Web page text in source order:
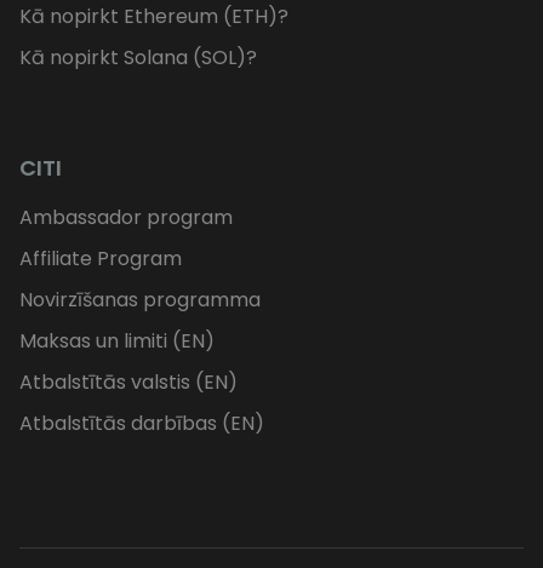
Kā nopirkt Ethereum (ETH)?
Kā nopirkt Solana (SOL)?
CITI
Ambassador program
Affiliate Program
Novirzīšanas programma
Maksas un limiti (EN)
Atbalstītās valstis (EN)
Atbalstītās darbības (EN)